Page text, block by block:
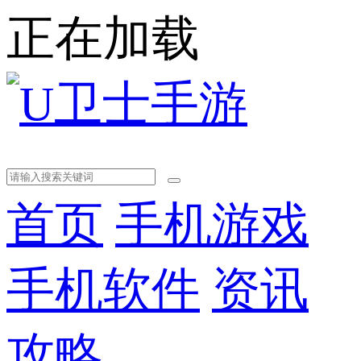
正在加载
首页 手机游戏
手机软件 资讯